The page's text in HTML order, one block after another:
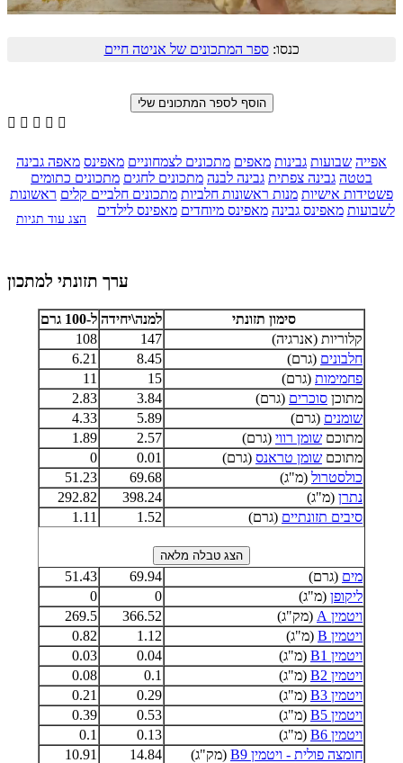
כנסו:ספר המתכונים של אניטה חיים
    
אפייה שבועות גבינות מאפים מתכונים לצמחוניים מאפינס מאפה גבינה
בטטה גבינה צפתית גבינה לבנה מתכונים לחגים מתכונים כתומים
פשטידות אישיות מנות ראשונות חלביות מתכונים חלביים קלים ראשונות
לשבועות מאפינס גבינה מאפינס מיוחדים מאפינס לילדים
הצג עוד תגיות
ערך תזונתי למתכון
סימון תזונתי למנה\יחידה ל-100 גרם
קלוריות (אנרגיה)
147
108
חלבונים (גרם) 8.45
6.21
פחמימות (גרם) 15
11
מתוכן סוכרים (גרם) 3.84
2.83
שומנים (גרם) 5.89
4.33
מתוכם שומן רווי (גרם) 2.57
1.89
מתוכם שומן טראנס (גרם) 0.01
0
כולסטרול (מ"ג) 69.68
51.23
נתרן (מ"ג) 398.24
292.82
סיבים תזונתיים (גרם) 1.52
1.11
מים (גרם) 69.94
51.43
ליקופן (מ"ג) 0
0
ויטמין A
(מק"ג) 366.52
269.5
ויטמין B
(מ"ג) 1.12
0.82
ויטמין B1
(מ"ג) 0.04
0.03
ויטמין B2
(מ"ג) 0.1
0.08
ויטמין B3
(מ"ג) 0.29
0.21
ויטמין B5
(מ"ג) 0.53
0.39
ויטמין B6
(מ"ג) 0.13
0.1
חומצה פולית - ויטמין B9
(מק"ג) 14.84
10.91